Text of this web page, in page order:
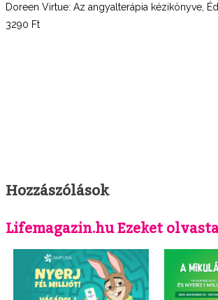
Doreen Virtue: Az angyalterápia kézikönyve,
3290 Ft
Hozzászólások
Lifemagazin.hu Ezeket